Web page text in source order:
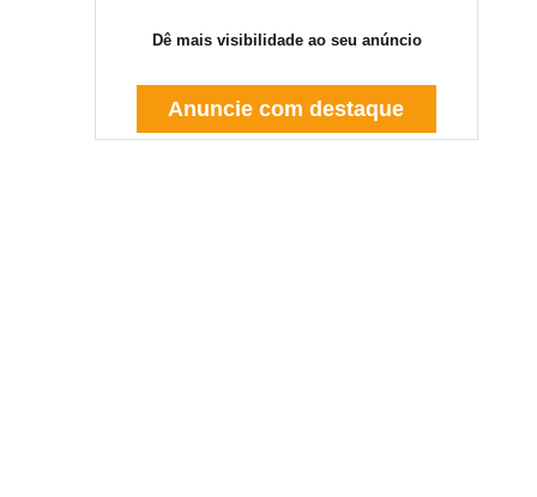
Dê mais visibilidade ao seu anúncio
Anuncie com destaque